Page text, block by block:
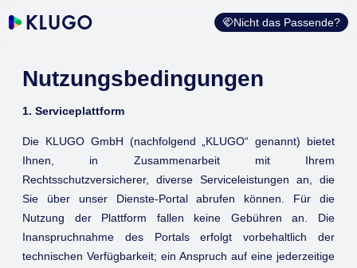
Nicht das Passende?
Nutzungsbedingungen
1. Serviceplattform
Die KLUGO GmbH (nachfolgend „KLUGO“ genannt) bietet
Ihnen, in Zusammenarbeit mit Ihrem
Rechtsschutzversicherer, diverse Serviceleistungen an, die
Sie über unser Dienste-Portal abrufen können. Für die
Nutzung der Plattform fallen keine Gebühren an. Die
Inanspruchnahme des Portals erfolgt vorbehaltlich der
technischen Verfügbarkeit; ein Anspruch auf eine jederzeitige